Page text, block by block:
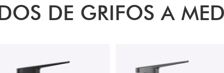
DE GRIFOS A